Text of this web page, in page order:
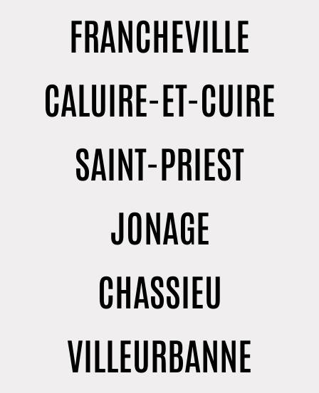
FRANCHEVILLE
CALUIRE-ET-CUIRE
SAINT-PRIEST
JONAGE
CHASSIEU
VILLEURBANNE